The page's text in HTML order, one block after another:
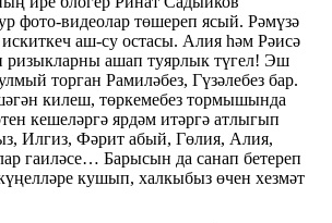
фото-видеолар төшереп ясый. Рәмүзә
аш-су остасы. Алия һәм Рәисә
ризыкларны ашап туярлык түгел! Эш
торган Рамиләбез, Гүзәлебез бар.
килеш, төркемебез тормышында
кешеләргә ярдәм итәргә атлыгып
Илгиз, Фәрит абый, Гөлия, Алия,
гаиләсе… Барысын да санап бетереп
кушып, халкыбыз өчен хезмәт